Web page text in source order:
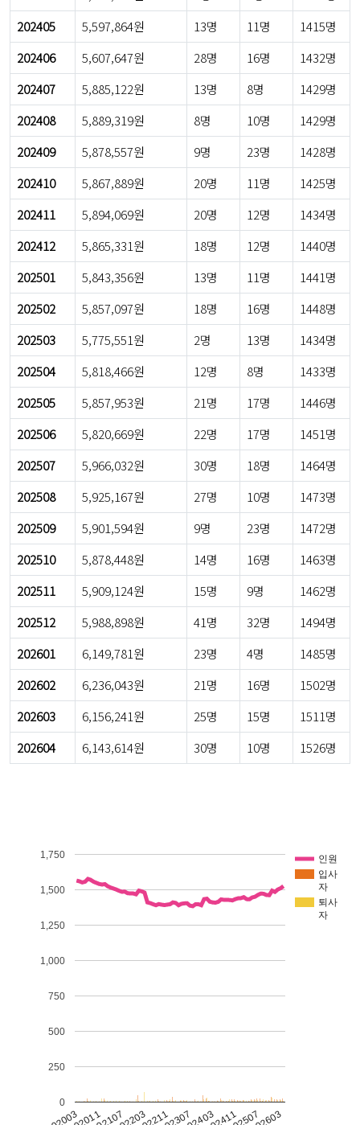
202405
5,597,864원 13명 11명
1415명
202406
5,607,647원 28명 16명
1432명
202407
5,885,122원 13명 8명
1429명
202408
5,889,319원 8명 10명
1429명
202409
5,878,557원 9명 23명
1428명
202410
5,867,889원 20명 11명
1425명
202411
5,894,069원 20명 12명
1434명
202412
5,865,331원 18명 12명
1440명
202501
5,843,356원 13명 11명
1441명
202502
5,857,097원 18명 16명
1448명
202503
5,775,551원 2명 13명
1434명
202504
5,818,466원 12명 8명
1433명
202505
5,857,953원 21명 17명
1446명
202506
5,820,669원 22명 17명
1451명
202507
5,966,032원 30명 18명
1464명
202508
5,925,167원 27명 10명
1473명
202509
5,901,594원 9명 23명
1472명
202510
5,878,448원 14명 16명
1463명
202511
5,909,124원 15명 9명
1462명
202512
5,988,898원 41명 32명
1494명
202601
6,149,781원 23명 4명
1485명
202602
6,236,043원 21명 16명
1502명
202603
6,156,241원 25명 15명
1511명
202604
6,143,614원 30명 10명 1526명
인원
입사
자
퇴사
자
0
250
500
750
1,000
1,250
1,500
1,750